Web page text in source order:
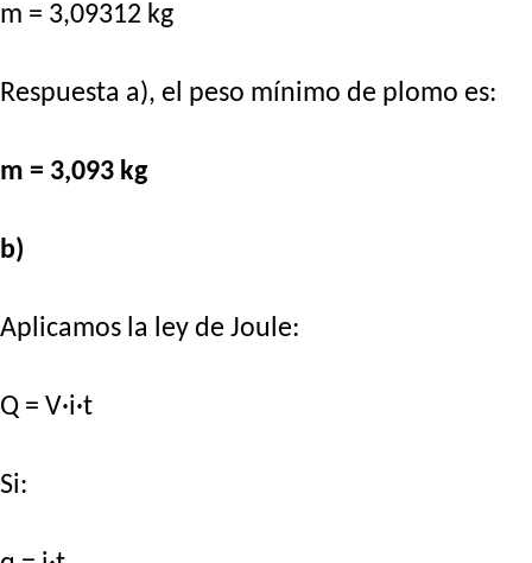
m = 3,09312 kg
Respuesta a), el peso mínimo de plomo es:
m = 3,093 kg
b)
Aplicamos la ley de Joule:
Q = V·i·t
Si: